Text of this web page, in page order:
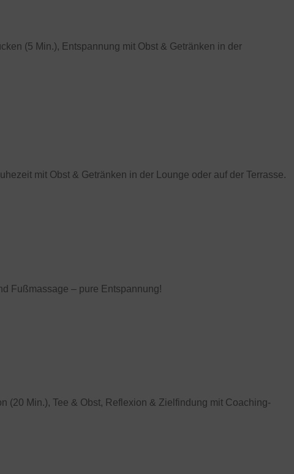
(5 Min.), Entspannung mit Obst & Getränken in der
mit Obst & Getränken in der Lounge oder auf der Terrasse.
Fußmassage – pure Entspannung!
(20 Min.), Tee & Obst, Reflexion & Zielfindung mit Coaching-